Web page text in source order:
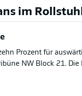
im
Prozent für
NW Block 21.